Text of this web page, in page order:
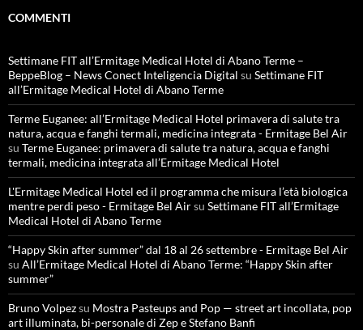
COMMENTI
Settimane FIT all’Ermitage Medical Hotel di Abano Terme –
BeppeBlog – News Conect Inteligencia Digital su Settimane FIT
all’Ermitage Medical Hotel di Abano Terme
Terme Euganee: all’Ermitage Medical Hotel primavera di salute tra
natura, acqua e fanghi termali, medicina integrata - Ermitage Bel Air
su Terme Euganee: primavera di salute tra natura, acqua e fanghi
termali, medicina integrata all’Ermitage Medical Hotel
L'Ermitage Medical Hotel ed il programma che misura l’età biologica
mentre perdi peso - Ermitage Bel Airsu Settimane FIT all’Ermitage
Medical Hotel di Abano Terme
“Happy Skin after summer” dal 18 al 26 settembre - Ermitage Bel Air
su All’Ermitage Medical Hotel di Abano Terme: “Happy Skin after
summer”
Bruno Volpezsu Mostra Pasteups and Pop — street art incollata, pop
art illuminata, bi-personale di Zep e Stefano Banfi